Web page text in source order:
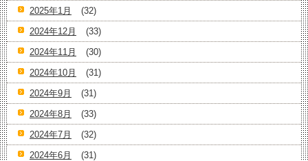
2025年1月
(32)
2024年12月
(33)
2024年11月
(30)
2024年10月
(31)
2024年9月
(31)
2024年8月
(33)
2024年7月
(32)
2024年6月
(31)